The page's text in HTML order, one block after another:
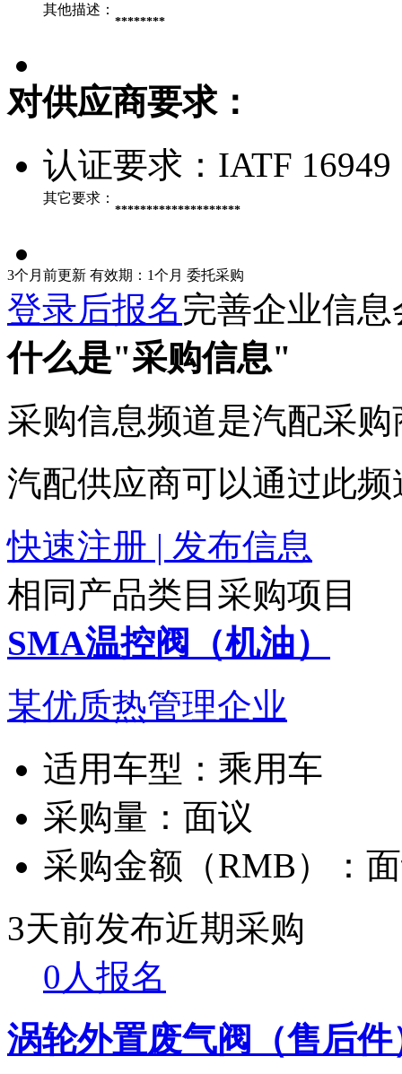
其他描述：
********
对供应商要求：
认证要求： IATF 16949
其它要求：
********************
3个月前更新 有效期：1个月 委托采购
登录后报名完善企业信
什么是"采购信息"
采购信息频道是汽配采
汽配供应商可以通过此
快速注册 | 发布信息
相同产品类目采购项目
SMA温控阀（机油）
某优质热管理企业
适用车型： 乘用车
采购量： 面议
采购金额（RMB）：
3天前发布近期采购
0人报名
涡轮外置废气阀（售后件